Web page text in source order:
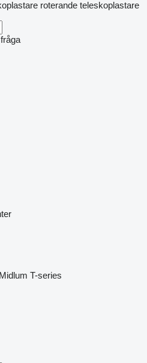
roterande teleskoplastare
Midlum T-series